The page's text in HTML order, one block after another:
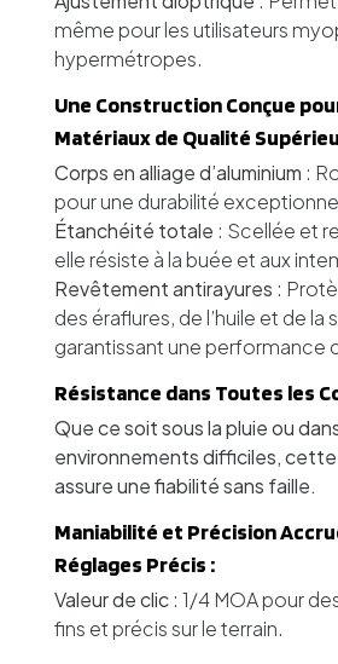
même pour les utilisateurs
hypermétropes.
Une Construction Conçue
Matériaux de Qualité
Corps en alliage d’aluminium :
pour une durabilité
Étanchéité totale : Scellée et
elle résiste à la buée et aux
Revêtement antirayures :
des éraflures, de l’huile et de la
garantissant une performance
Résistance dans Toutes les
Que ce soit sous la pluie ou
environnements difficiles,
assure une fiabilité sans faille.
Maniabilité et Précision
Réglages Précis :
Valeur de clic : 1/4 MOA pour
fins et précis sur le terrain.